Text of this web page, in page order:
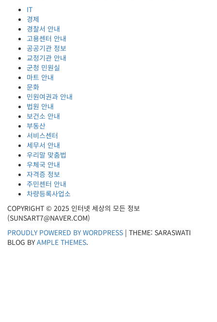
IT
경제
경찰서 안내
고용센터 안내
공공기관 정보
교정기관 안내
군청 민원실
마트 안내
문화
민원여권과 안내
법원 안내
보건소 안내
부동산
서비스센터
세무서 안내
우리말 맞춤법
우체국 안내
자격증 정보
주민센터 안내
차량등록사업소
COPYRIGHT © 2025 인터넷 세상의 모든 정보
(SUNSART7@NAVER.COM)
PROUDLY POWERED BY WORDPRESS | THEME: SARASWATI
BLOG BY AMPLE THEMES.